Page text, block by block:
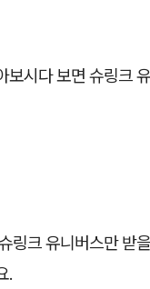
보시다 보면 슈링크
링크 유니버스만 받
.